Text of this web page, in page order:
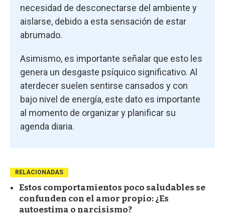
necesidad de desconectarse del ambiente y
aislarse, debido a esta sensación de estar
abrumado.
Asimismo, es importante señalar que esto les
genera un desgaste psíquico significativo. Al
aterdecer suelen sentirse cansados y con
bajo nivel de energía, este dato es importante
al momento de organizar y planificar su
agenda diaria.
RELACIONADAS
Estos comportamientos poco saludables se
confunden con el amor propio: ¿Es
autoestima o narcisismo?